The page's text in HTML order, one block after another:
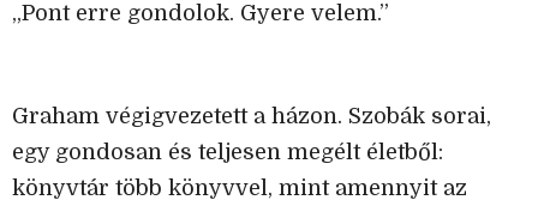
„Pont erre gondolok. Gyere velem.”
Graham végigvezetett a házon. Szobák sorai,
egy gondosan és teljesen megélt életből:
könyvtár több könyvvel, mint amennyit az